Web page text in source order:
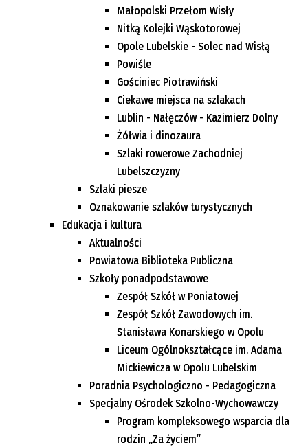
Małopolski Przełom Wisły
Nitką Kolejki Wąskotorowej
Opole Lubelskie - Solec nad Wisłą
Powiśle
Gościniec Piotrawiński
Ciekawe miejsca na szlakach
Lublin - Nałęczów - Kazimierz Dolny
Żółwia i dinozaura
Szlaki rowerowe Zachodniej
Lubelszczyzny
Szlaki piesze
Oznakowanie szlaków turystycznych
Edukacja i kultura
Aktualności
Powiatowa Biblioteka Publiczna
Szkoły ponadpodstawowe
Zespół Szkół w Poniatowej
Zespół Szkół Zawodowych im.
Stanisława Konarskiego w Opolu
Liceum Ogólnokształcące im. Adama
Mickiewicza w Opolu Lubelskim
Poradnia Psychologiczno - Pedagogiczna
Specjalny Ośrodek Szkolno-Wychowawczy
Program kompleksowego wsparcia dla
rodzin „Za życiem”